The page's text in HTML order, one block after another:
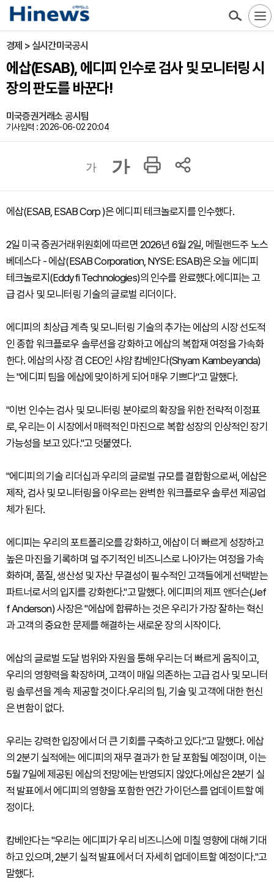
경제 > 실시간미국공시
에삽(ESAB), 에디피 인수로 검사 및 모니터링 시
장의 판도를 바꾼다!
미국증권거래소 공시팀
기사입력 : 2026-06-02 20:04
가 가
에삽(ESAB, ESAB Corp )은 에디피 테크놀로지를 인수했다.
2일 미국 증권거래위원회에 따르면 2026년 6월 2일, 메릴랜드주 노스
베데스다 - 에삽(ESAB Corporation, NYSE: ESAB)은 오늘 에디피
테크놀로지(Eddyfi Technologies)의 인수를 완료했다.에디피는 고
급 검사 및 모니터링 기술의 글로벌 리더이다.
에디피의 최상급 계측 및 모니터링 기술의 추가는 에삽의 시장 선도적
인 종합 워크플로우 솔루션을 강화하고 에삽의 복합재 여정을 가속화
한다. 에삽의 사장 겸 CEO인 샤얌 캄베얀다(Shyam Kambeyanda)
는 "에디피 팀을 에삽에 맞이하게 되어 매우 기쁘다"고 말했다.
"이번 인수는 검사 및 모니터링 분야로의 확장을 위한 전략적 이정표
로, 우리는 이 시장에서 매력적인 마진으로 복합 성장의 인상적인 장기
가능성을 보고 있다."고 덧붙였다.
"에디피의 기술 리더십과 우리의 글로벌 규모를 결합함으로써, 에삽은
제작, 검사 및 모니터링을 아우르는 완벽한 워크플로우 솔루션 제공업
체가 된다.
에디피는 우리의 포트폴리오를 강화하고, 에삽이 더 빠르게 성장하고
높은 마진을 기록하며 덜 주기적인 비즈니스로 나아가는 여정을 가속
화하며, 품질, 생산성 및 자산 무결성이 필수적인 고객들에게 선택받는
파트너로서의 입지를 강화한다."고 말했다. 에디피의 제프 앤더슨(Jef
f Anderson) 사장은 "에삽에 합류하는 것은 우리가 가장 잘하는 혁신
과 고객의 중요한 문제를 해결하는 새로운 장의 시작이다.
에삽의 글로벌 도달 범위와 자원을 통해 우리는 더 빠르게 움직이고,
우리의 영향력을 확장하며, 고객이 매일 의존하는 고급 검사 및 모니터
링 솔루션을 계속 제공할 것이다.우리의 팀, 기술 및 고객에 대한 헌신
은 변함이 없다.
우리는 강력한 입장에서 더 큰 기회를 구축하고 있다."고 말했다. 에삽
의 2분기 실적에는 에디피의 재무 결과가 한 달 포함될 예정이며, 이는
5월 7일에 제공된 에삽의 전망에는 반영되지 않았다.에삽은 2분기 실
적 발표에서 에디피의 영향을 포함한 연간 가이던스를 업데이트할 예
정이다.
캄베얀다는 "우리는 에디피가 우리 비즈니스에 미칠 영향에 대해 기대
하고 있으며, 2분기 실적 발표에서 더 자세히 업데이트할 예정이다."고
말했다.